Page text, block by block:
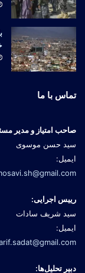
تماس با ما
صاحب امتیاز و مدیر
سید حسن موسوی
ایمیل:
رییس اجرایی:
سید شریف سادات
ایمیل:
دبیر تحلیل‌ها: